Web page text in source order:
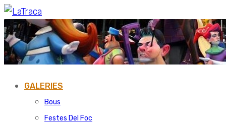
GALERIES
Bous
Festes Del Foc